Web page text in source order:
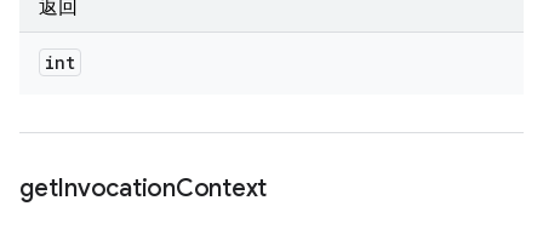
返回
int
getInvocationContext